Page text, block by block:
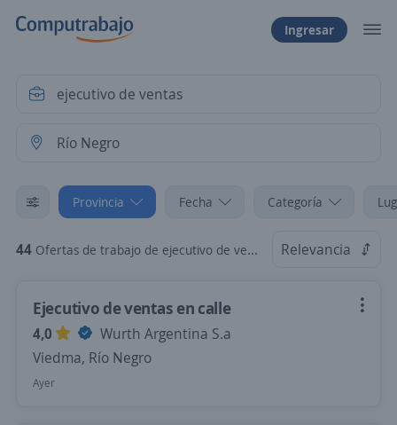
Ingresar
Provincia Fecha Categoría
44 Ofertas de trabajo de ejecutivo de ventas en Río Negro Relevancia
Ejecutivo de ventas en calle
4,0
Wurth Argentina S.a
Viedma, Río Negro
Ayer